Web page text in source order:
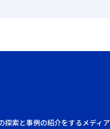
索と事例の紹介をするメディア